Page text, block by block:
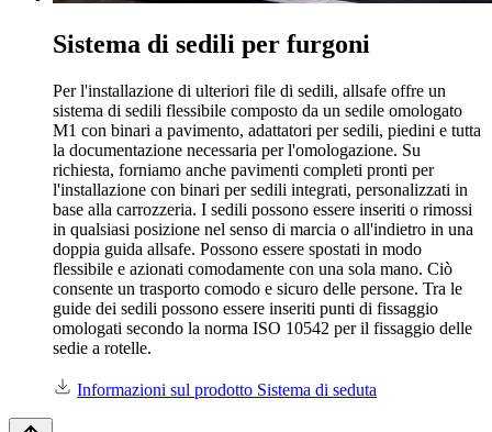
Sistema di sedili per furgoni
Per l'installazione di ulteriori file di sedili, allsafe offre un
sistema di sedili flessibile composto da un sedile omologato
M1 con binari a pavimento, adattatori per sedili, piedini e tutta
la documentazione necessaria per l'omologazione. Su
richiesta, forniamo anche pavimenti completi pronti per
l'installazione con binari per sedili integrati, personalizzati in
base alla carrozzeria. I sedili possono essere inseriti o rimossi
in qualsiasi posizione nel senso di marcia o all'indietro in una
doppia guida allsafe. Possono essere spostati in modo
flessibile e azionati comodamente con una sola mano. Ciò
consente un trasporto comodo e sicuro delle persone. Tra le
guide dei sedili possono essere inseriti punti di fissaggio
omologati secondo la norma ISO 10542 per il fissaggio delle
sedie a rotelle.
Informazioni sul prodotto Sistema di seduta